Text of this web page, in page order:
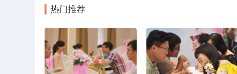
热门推荐